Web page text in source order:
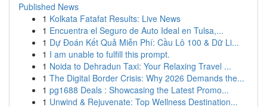
Published News
1 Kolkata Fatafat Results: Live News
1 Encuentra el Seguro de Auto Ideal en Tulsa,...
1 Dự Đoán Kết Quả Miễn Phí: Cầu Lô 100 & Dữ Li...
1 I am unable to fulfill this prompt.
1 Noida to Dehradun Taxi: Your Relaxing Travel ...
1 The Digital Border Crisis: Why 2026 Demands the...
1 pg1688 Deals : Showcasing the Latest Promo...
1 Unwind & Rejuvenate: Top Wellness Destination...